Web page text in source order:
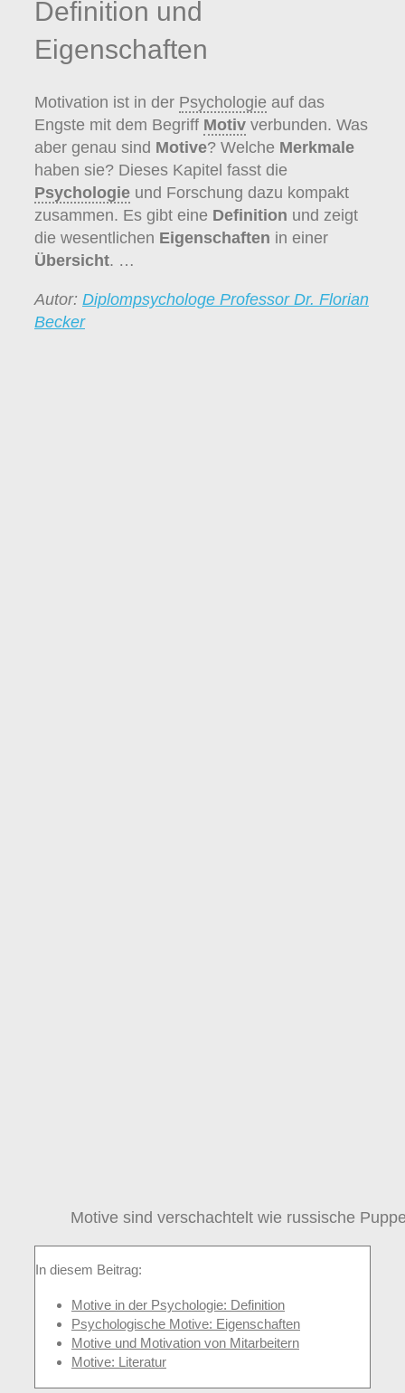
Definition und
Eigenschaften
Motivation ist in der Psychologie auf das
Engste mit dem Begriff Motiv verbunden. Was
aber genau sind Motive? Welche Merkmale
haben sie? Dieses Kapitel fasst die
Psychologie und Forschung dazu kompakt
zusammen. Es gibt eine Definition und zeigt
die wesentlichen Eigenschaften in einer
Übersicht. …
Autor: Diplompsychologe Professor Dr. Florian
Becker
Motive sind verschachtelt wie russische
In diesem Beitrag:
Motive in der Psychologie: Definition
Psychologische Motive: Eigenschaften
Motive und Motivation von Mitarbeitern
Motive: Literatur